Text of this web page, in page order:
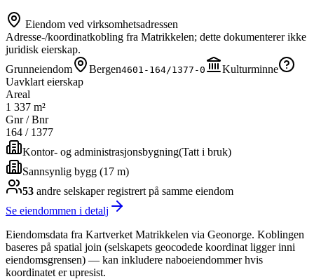
Eiendom ved virksomhetsadressen
Adresse-/koordinatkobling fra Matrikkelen; dette dokumenterer ikke
juridisk eierskap.
Grunneiendom
Bergen4601-164/1377-0
Kulturminne
Uavklart eierskap
Areal
1 337 m²
Gnr / Bnr
164 / 1377
Kontor- og administrasjonsbygning(Tatt i bruk)
Sannsynlig bygg (17 m)
53 andre selskaperregistrert på samme eiendom
Se eiendommen i detalj
Eiendomsdata fra Kartverket Matrikkelen via Geonorge. Koblingen
baseres på spatial join (selskapets geocodede koordinat ligger inni
eiendomsgrensen) — kan inkludere naboeiendommer hvis
koordinatet er upresist.